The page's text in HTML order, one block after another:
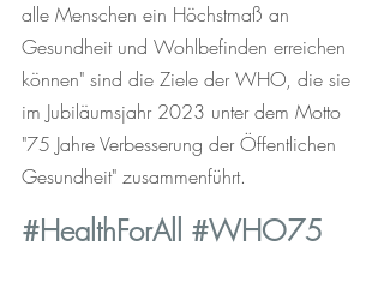
alle Menschen ein Höchstmaß an
Gesundheit und Wohlbefinden erreichen
können" sind die Ziele der WHO, die sie
im Jubiläumsjahr 2023 unter dem Motto
"75 Jahre Verbesserung der Öffentlichen
Gesundheit" zusammenführt.
#HealthForAll #WHO75